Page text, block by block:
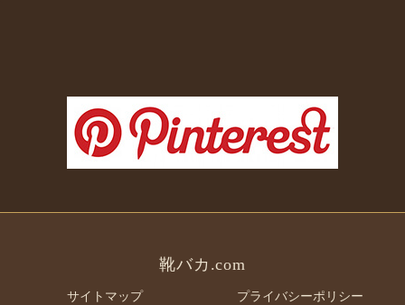
靴バカ.com
サイトマップ
プライバシーポリシー